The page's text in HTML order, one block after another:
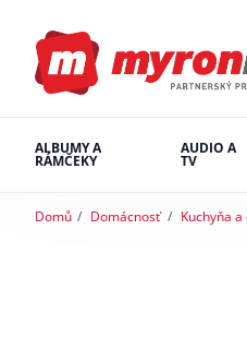
ALBUMY A
RÁMČEKY
AUDIO A
TV
Domů Domácnosť Kuchyňa